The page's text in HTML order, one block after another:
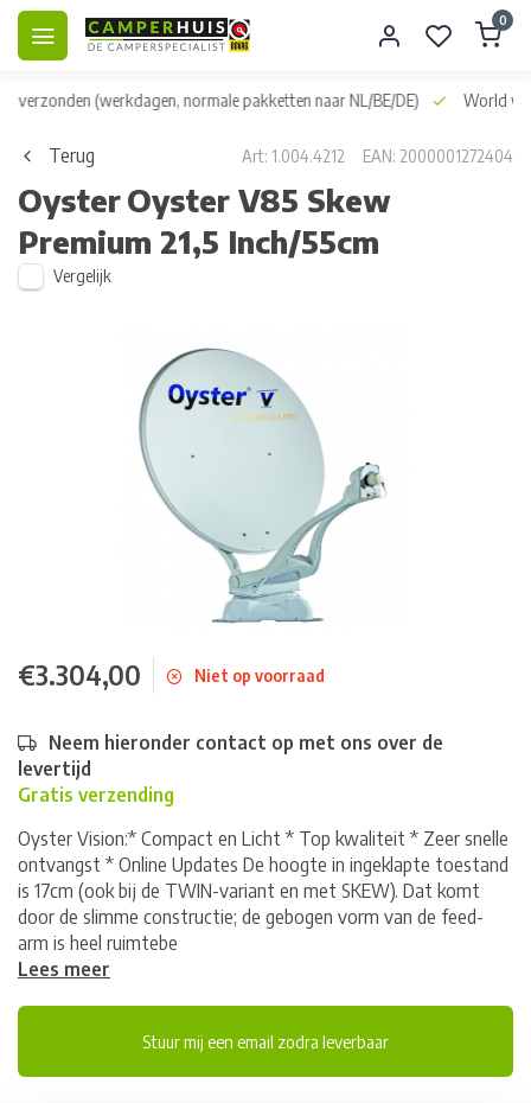
0
verzonden (werkdagen, normale pakketten naar NL/BE/DE) World
Terug Art: 1.004.4212 EAN: 2000001272404
OysterOyster V85 Skew
Premium 21,5 Inch/55cm
Vergelijk
€3.304,00 Niet op voorraad
Neem hieronder contact op met ons over de
levertijd
Gratis verzending
Oyster Vision:* Compact en Licht * Top kwaliteit * Zeer snelle
ontvangst * Online Updates De hoogte in ingeklapte toestand
is 17cm (ook bij de TWIN-variant en met SKEW). Dat komt
door de slimme constructie; de gebogen vorm van de feed-
arm is heel ruimtebe
Lees meer
Stuur mij een email zodra leverbaar